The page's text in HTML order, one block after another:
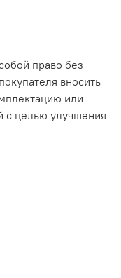
право без
вносить
или
с целью улучшения